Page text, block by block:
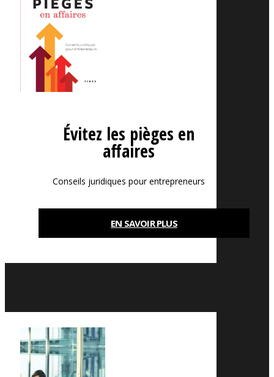
Évitez les pièges en
affaires
Conseils juridiques pour entrepreneurs
EN SAVOIR PLUS